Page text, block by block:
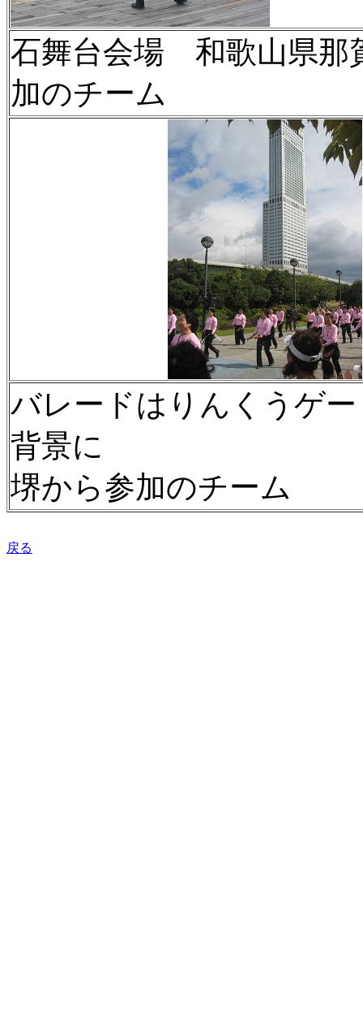
石舞台会場 和歌山県那
加のチーム
バレードはりんくうゲ
背景に
堺から参加のチーム
戻る